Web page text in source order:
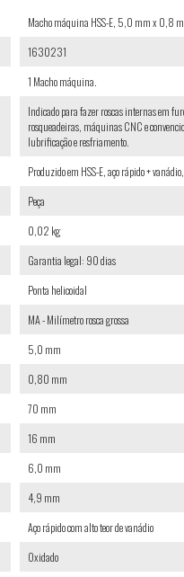
Macho máquina HSS-E, 5,0 mm x 0,8
1630231
1 Macho máquina.
Indicado para fazer roscas internas em
rosqueadeiras, máquinas CNC e
lubrificação e resfriamento.
Produzido em HSS-E, aço rápido +
Peça
0,02 kg
Garantia legal: 90 dias
Ponta helicoidal
MA - Milímetro rosca grossa
5,0 mm
0,80 mm
70 mm
16 mm
6,0 mm
4,9 mm
Aço rápido com alto teor de vanádio
Oxidado